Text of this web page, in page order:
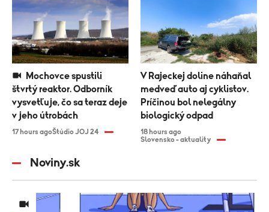
štvrtý reaktor. Odborník
vysvetľuje, čo sa teraz deje
v jeho útrobách
17 hours agoŠtúdio JOJ 24
V Rajeckej doline náhaňal
medveď auto aj cyklistov.
Príčinou bol nelegálny
biologický odpad
18 hours ago
Slovensko - aktuality
Noviny.sk